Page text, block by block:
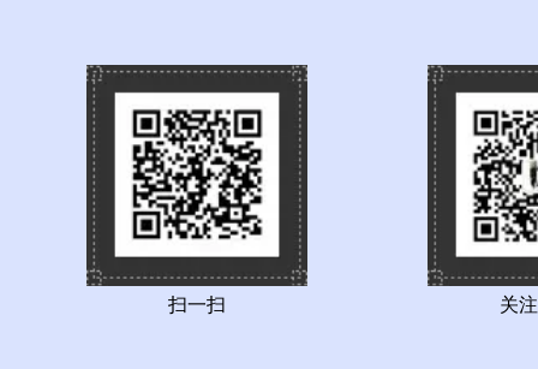
扫一扫 关